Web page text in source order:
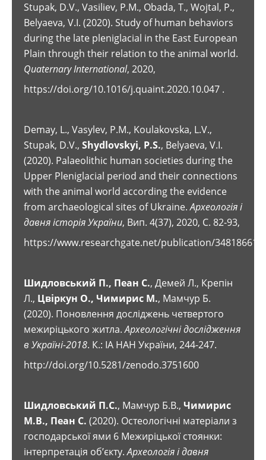
Stupak, D.V., Vasiliev, P.M., Obada, T., Wojtal, P.,
Belyaeva, V.I. (2020). Study of human behaviors
during the late pleniglacial in the East European
Plain through their relation to the animal world.
Quaternary International, 2020,
https://doi.org/10.1016/j.quaint.2020.10.047 .
Demay, L., Vasylev, P.M., Koulakovska, L.V.,
Stupak, D.V., Shydlovskyi, P.S., Belyaeva, V.I.
(2020). Palaeolithic human societies during the
Upper Pleniglacial period and their connections
with the animal world according the evidence
from archaeological sites of Ukraine.Археологія і
давня історія України, Вип. 4(37), 2020, C. 82-93,
https://www.researchgate.net/publication/
Шидловський П., Пеан С., Демей Л., Крепін
Л., Цвіркун О., Чимирис М., Мамчур Б.
(2020). Поновлення досліджень четвертого
межиріцького житла.Археологічні дослідження
в Україні-2018. К.: ІА НАН України, 244-247.
http://doi.org/10.5281/zenodo.3751600
Шидловський П.С., Мамчур Б.В., Чимирис
М.В., Пеан С. (2020). Остеологічні матеріали з
господарської ями 6 Межиріцької стоянки:
інтерпретація об’єкту.Археологія і давня